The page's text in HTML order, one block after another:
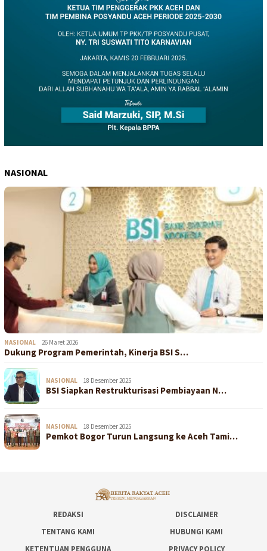
NASIONAL
NASIONAL 26 Maret 2026
Dukung Program Pemerintah, Kinerja BSI S…
NASIONAL 18 Desember 2025
BSI Siapkan Restrukturisasi Pembiayaan N…
NASIONAL 18 Desember 2025
Pemkot Bogor Turun Langsung ke Aceh Tami…
REDAKSI
DISCLAIMER
TENTANG KAMI
HUBUNGI KAMI